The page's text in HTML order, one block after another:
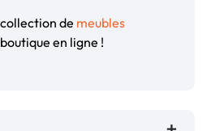
de meubles
en ligne !